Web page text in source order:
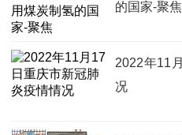
的国家-聚焦
2022年11
况